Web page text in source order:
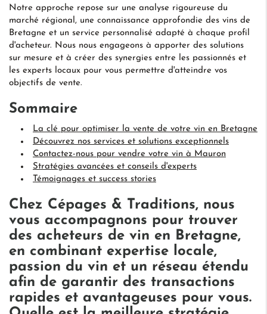
Notre approche repose sur une analyse rigoureuse du
marché régional, une connaissance approfondie des vins de
Bretagne et un service personnalisé adapté à chaque profil
d'acheteur. Nous nous engageons à apporter des solutions
sur mesure et à créer des synergies entre les passionnés et
les experts locaux pour vous permettre d'atteindre vos
objectifs de vente.
Sommaire
La clé pour optimiser la vente de votre vin en Bretagne
Découvrez nos services et solutions exceptionnels
Contactez-nous pour vendre votre vin à Mauron
Stratégies avancées et conseils d'experts
Témoignages et success stories
Chez Cépages & Traditions, nous
vous accompagnons pour trouver
des acheteurs de vin en Bretagne,
en combinant expertise locale,
passion du vin et un réseau étendu
afin de garantir des transactions
rapides et avantageuses pour vous.